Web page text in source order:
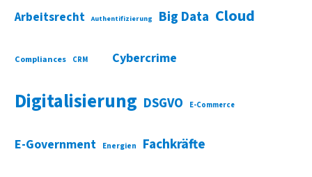
Arbeitsrecht Authentifizierung Big Data Cloud
Compliances CRM Cybercrime
Digitalisierung DSGVO E-Commerce
E-Government Energien Fachkräfte